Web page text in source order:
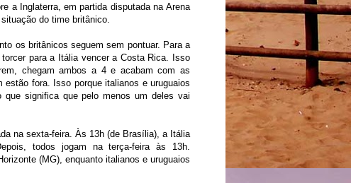
a Inglaterra, em partida disputada na Arena
do time britânico.
os britânicos seguem sem pontuar. Para a
para a Itália vencer a Costa Rica. Isso
chegam ambos a 4 e acabam com as
fora. Isso porque italianos e uruguaios
significa que pelo menos um deles vai
na sexta-feira. Às 13h (de Brasília), a Itália
todos jogam na terça-feira às 13h.
(MG), enquanto italianos e uruguaios